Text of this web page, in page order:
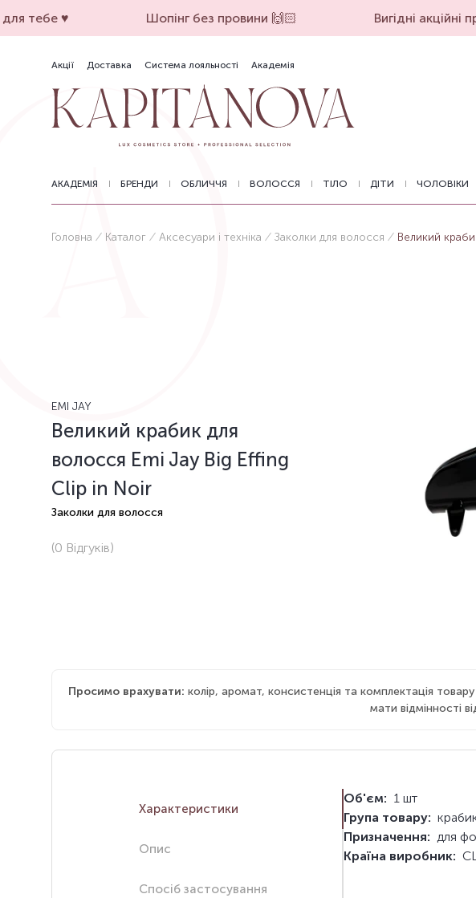
тебе ♥️ Шопінг без провини 🙌🏻 Вигідні акційні
Акції Доставка Система лояльності Академія
АКАДЕМІЯ БРЕНДИ ОБЛИЧЧЯ ВОЛОССЯ ТІЛО ДІТИ ЧОЛОВІКИ
Головна Каталог Аксесуари і техніка Заколки для волосся Великий
EMI JAY
Великий крабик для
волосся Emi Jay Big Effing
Clip in Noir
Заколки для волосся
(0 Відгуків)
Просимо врахувати: колір, аромат, консистенція та комплектація
мати відмінності
Характеристики
Опис
Спосіб застосування
Об'єм: 1 шт
Група товару:
Призначення: для
Країна виробник: